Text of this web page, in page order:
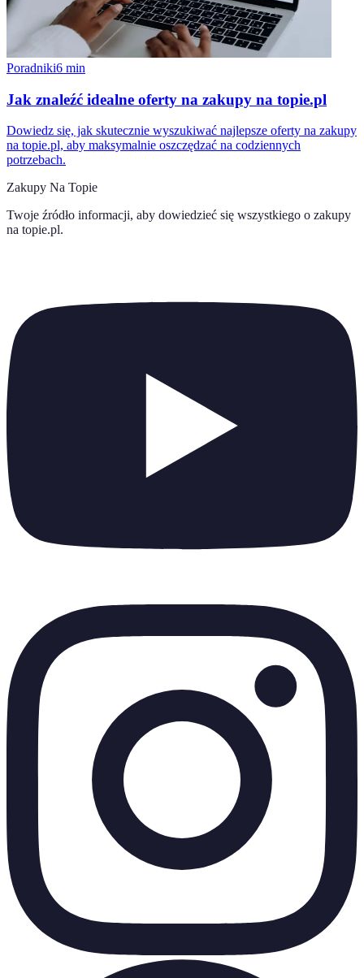
Poradniki6 min
Jak znaleźć idealne oferty na zakupy na topie.pl
Dowiedz się, jak skutecznie wyszukiwać najlepsze oferty na zakupy
na topie.pl, aby maksymalnie oszczędzać na codziennych
potrzebach.
Zakupy Na Topie
Twoje źródło informacji, aby dowiedzieć się wszystkiego o zakupy
na topie.pl.